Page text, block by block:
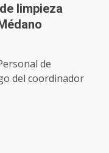
limpieza
de
del coordinador